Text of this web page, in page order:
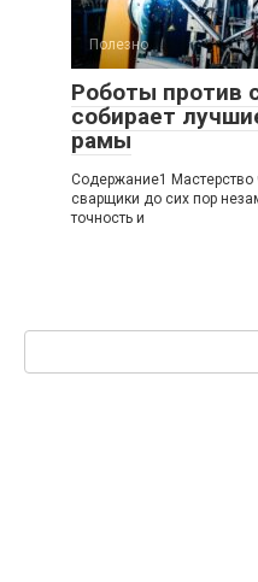
Полезно
Роботы против
собирает
рамы
Содержание1 Мастерство
сварщики до сих пор
точность и